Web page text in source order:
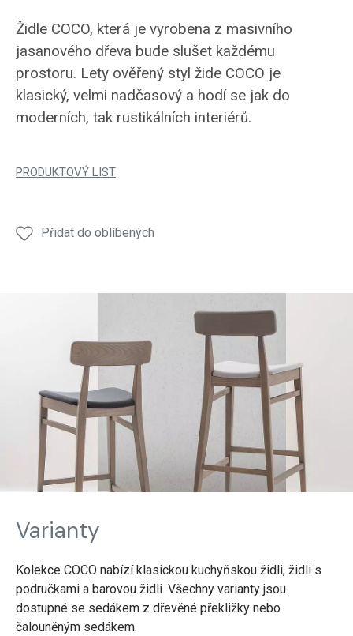
Židle COCO, která je vyrobena z masivního
jasanového dřeva bude slušet každému
prostoru. Lety ověřený styl žide COCO je
klasický, velmi nadčasový a hodí se jak do
moderních, tak rustikálních interiérů.
PRODUKTOVÝ LIST
Přidat do oblíbených
Varianty
Kolekce COCO nabízí klasickou kuchyňskou židli, židli s
područkami a barovou židli. Všechny varianty jsou
dostupné se sedákem z dřevěné překližky nebo
čalouněným sedákem.